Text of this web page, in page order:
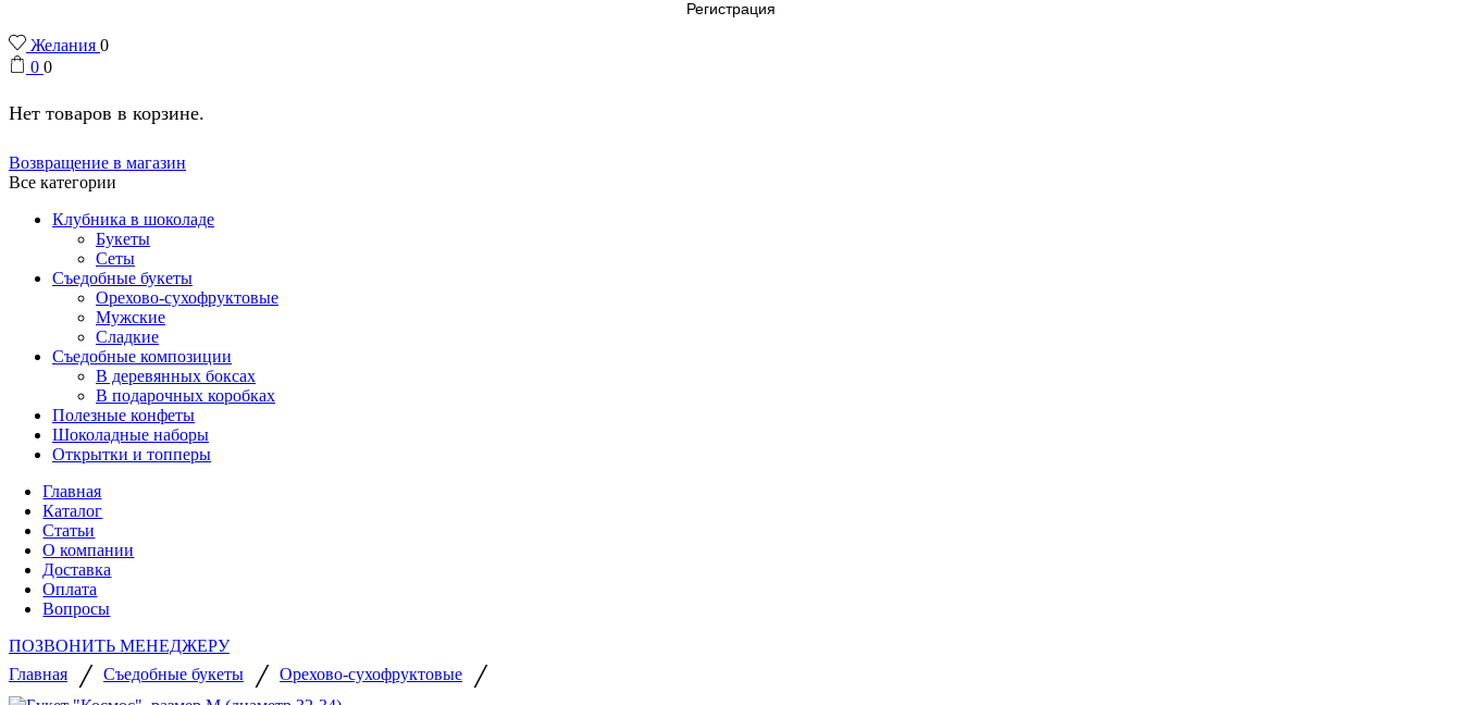
Регистрация
Желания 0
0 0
Нет товаров в корзине.
Возвращение в магазин
Все категории
Клубника в шоколаде
Букеты
Сеты
Съедобные букеты
Орехово-сухофруктовые
Мужские
Сладкие
Съедобные композиции
В деревянных боксах
В подарочных коробках
Полезные конфеты
Шоколадные наборы
Открытки и топперы
Главная
Каталог
Статьи
О компании
Доставка
Оплата
Вопросы
ПОЗВОНИТЬ МЕНЕДЖЕРУ
Главная / Съедобные букеты / Орехово-сухофруктовые /